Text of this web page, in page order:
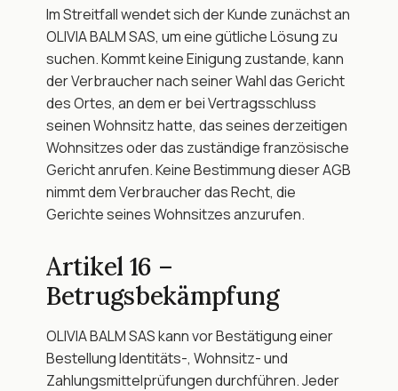
Im Streitfall wendet sich der Kunde zunächst an
OLIVIA BALM SAS, um eine gütliche Lösung zu
suchen. Kommt keine Einigung zustande, kann
der Verbraucher nach seiner Wahl das Gericht
des Ortes, an dem er bei Vertragsschluss
seinen Wohnsitz hatte, das seines derzeitigen
Wohnsitzes oder das zuständige französische
Gericht anrufen. Keine Bestimmung dieser AGB
nimmt dem Verbraucher das Recht, die
Gerichte seines Wohnsitzes anzurufen.
Artikel 16 –
Betrugsbekämpfung
OLIVIA BALM SAS kann vor Bestätigung einer
Bestellung Identitäts-, Wohnsitz- und
Zahlungsmittelprüfungen durchführen. Jeder